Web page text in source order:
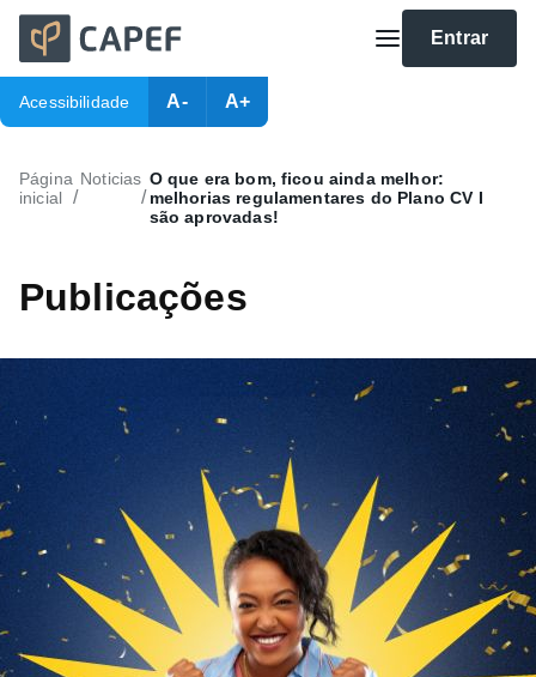
Entrar
Acessibilidade A- A+
Página
inicial /
Noticias
/
O que era bom, ficou ainda melhor:
melhorias regulamentares do Plano CV I
são aprovadas!
Publicações